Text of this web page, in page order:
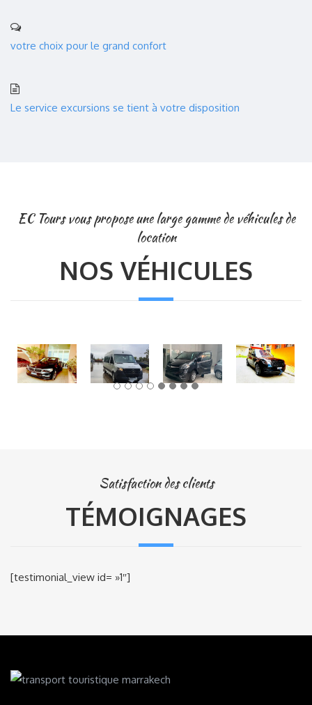
votre choix pour le grand confort
Le service excursions se tient à votre disposition
EC Tours vous propose une large gamme de véhicules de
location
NOS VÉHICULES
Satisfaction des clients
TÉMOIGNAGES
[testimonial_view id= »1″]